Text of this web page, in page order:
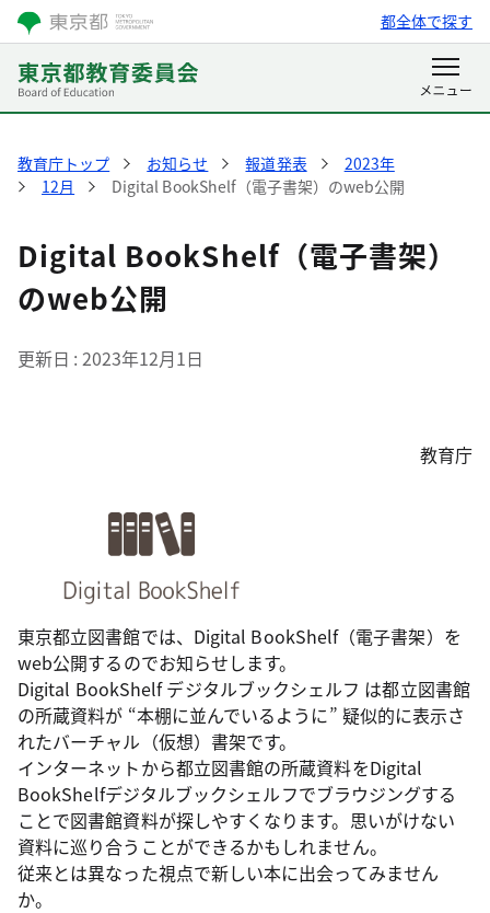
都全体で探す
教育庁トップ お知らせ 報道発表
2023年
12月
Digital BookShelf（電子書架）のweb公開
Digital BookShelf（電子書架）
のweb公開
更新日 2023年12月1日
教育庁
東京都立図書館では、Digital BookShelf（電子書架）を
web公開するのでお知らせします。
Digital BookShelf デジタルブックシェルフ は都立図書館
の所蔵資料が “本棚に並んでいるように” 疑似的に表示さ
れたバーチャル（仮想）書架です。
インターネットから都立図書館の所蔵資料をDigital
BookShelfデジタルブックシェルフでブラウジングする
ことで図書館資料が探しやすくなります。思いがけない
資料に巡り合うことができるかもしれません。
従来とは異なった視点で新しい本に出会ってみません
か。